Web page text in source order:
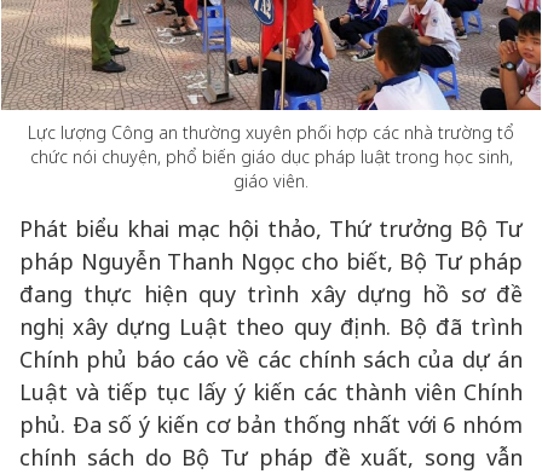
Lực lượng Công an thường xuyên phối hợp các nhà trường tổ
chức nói chuyện, phổ biến giáo dục pháp luật trong học sinh,
giáo viên.
Phát biểu khai mạc hội thảo, Thứ trưởng Bộ Tư
pháp Nguyễn Thanh Ngọc cho biết, Bộ Tư pháp
đang thực hiện quy trình xây dựng hồ sơ đề
nghị xây dựng Luật theo quy định. Bộ đã trình
Chính phủ báo cáo về các chính sách của dự án
Luật và tiếp tục lấy ý kiến các thành viên Chính
phủ. Đa số ý kiến cơ bản thống nhất với 6 nhóm
chính sách do Bộ Tư pháp đề xuất, song vẫn